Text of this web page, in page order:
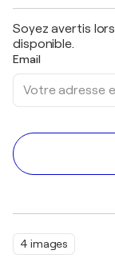
4 images
Soyez avertis
disponible.
Email